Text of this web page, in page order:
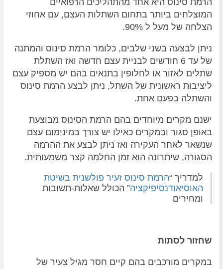
הרמת סינוס היא אחד מהתהליכים הרפואיים
המוצלחים ביותר בתחום השתלות העצם, עם אחוזי
הצלחה של מעל ל 90%.
ניתן לבצעה בשני שלבים, כלומר הרמת סינוס והמתנה
של עד 6 חודשים לבניית עצם חדשה ואז השתלת
שתלים לאזור או לחלופין בתנאים בהם יש מספיק עצם
ליציבות ראשונית של השתל, ניתן לבצע הרמת סינוס
והשתלה בפעם אחת.
ישנם מקרים מיוחדים בהם הרמת הסינוס מבוצעת
באופן סגור ובמקרים כאילו יש צורך במינימום עצם
שנשאר לאחר העקירה ואז ניתן לבצע את ההרמה
הסגורה, שיתרונה הוא זמן החלמה קצר משמעותית.
למדריך “הרמת סינוס זעיר פולשנית בשיטת
האוסיאודנסיפיקציה” הכולל שאלות-תשובות
ומחירים
שחזור לסתות
במקרים מורכבים בהם קיים חסר מגיל צעיר של